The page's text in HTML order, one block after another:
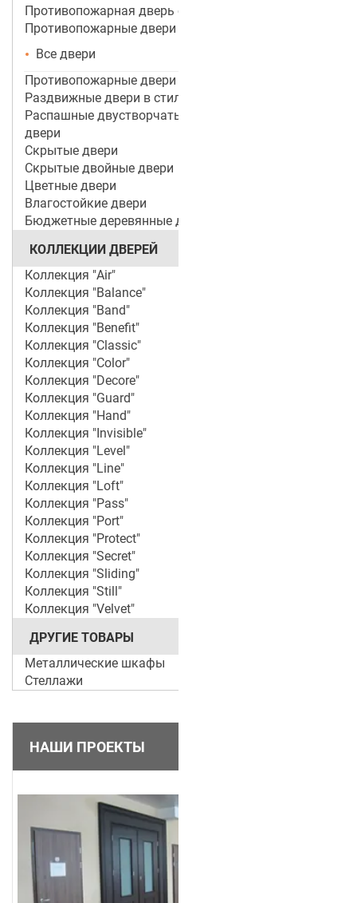
Противопожарная дверь со стеклом
Противопожарные двери
Все двери
Противопожарные двери ei 60
Раздвижные двери в стиле лофт
Распашные двустворчатые межкомнатные
двери
Скрытые двери
Скрытые двойные двери
Цветные двери
Влагостойкие двери
Бюджетные деревянные двери
КОЛЛЕКЦИИ ДВЕРЕЙ
Коллекция "Air"
Коллекция "Balance"
Коллекция "Band"
Коллекция "Benefit"
Коллекция "Classic"
Коллекция "Color"
Коллекция "Decore"
Коллекция "Guard"
Коллекция "Hand"
Коллекция "Invisible"
Коллекция "Level"
Коллекция "Line"
Коллекция "Loft"
Коллекция "Pass"
Коллекция "Port"
Коллекция "Protect"
Коллекция "Secret"
Коллекция "Sliding"
Коллекция "Still"
Коллекция "Velvet"
ДРУГИЕ ТОВАРЫ
Металлические шкафы
Стеллажи
НАШИ ПРОЕКТЫ